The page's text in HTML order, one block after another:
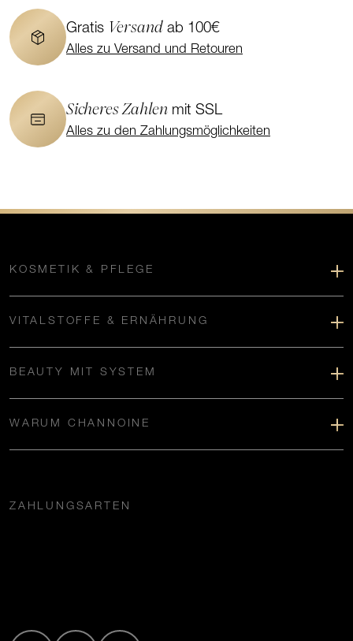
Gratis Versand ab 100€
Alles zu Versand und Retouren
Sicheres Zahlen mit SSL
Alles zu den Zahlungsmöglichkeiten
KOSMETIK & PFLEGE
VITALSTOFFE & ERNÄHRUNG
BEAUTY MIT SYSTEM
WARUM CHANNOINE
ZAHLUNGSARTEN